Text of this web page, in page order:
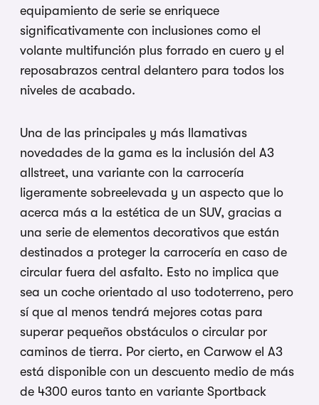
equipamiento de serie se enriquece
significativamente con inclusiones como el
volante multifunción plus forrado en cuero y el
reposabrazos central delantero para todos los
niveles de acabado.
Una de las principales y más llamativas
novedades de la gama es la inclusión del A3
allstreet, una variante con la carrocería
ligeramente sobreelevada y un aspecto que lo
acerca más a la estética de un SUV, gracias a
una serie de elementos decorativos que están
destinados a proteger la carrocería en caso de
circular fuera del asfalto. Esto no implica que
sea un coche orientado al uso todoterreno, pero
sí que al menos tendrá mejores cotas para
superar pequeños obstáculos o circular por
caminos de tierra. Por cierto, en Carwow el A3
está disponible con un descuento medio de más
de 4300 euros tanto en variante Sportback